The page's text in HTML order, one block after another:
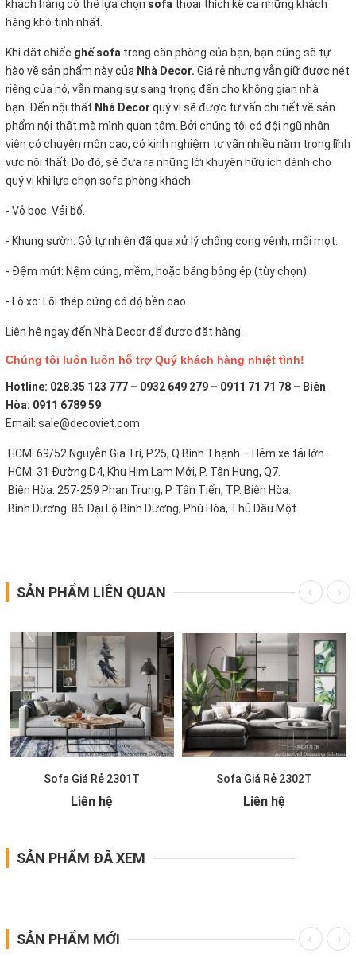
khách hàng có thể lựa chọn sofa thoải thích kể cả những khách
hàng khó tính nhất.
Khi đặt chiếc ghế sofa trong căn phòng của bạn, bạn cũng sẽ tự
hào về sản phẩm này của Nhà Decor. Giá rẻ nhưng vẫn giữ được nét
riêng của nó, vẫn mang sự sang trọng đến cho không gian nhà
bạn. Đến nội thất Nhà Decor quý vị sẽ được tư vấn chi tiết về sản
phẩm nội thất mà mình quan tâm. Bởi chúng tôi có đội ngũ nhân
viên có chuyên môn cao, có kinh nghiệm tư vấn nhiều năm trong lĩnh
vực nội thất. Do đó, sẽ đưa ra những lời khuyên hữu ích dành cho
quý vị khi lựa chọn sofa phòng khách.
- Vỏ bọc: Vải bố.
- Khung sườn: Gỗ tự nhiên đã qua xử lý chống cong vênh, mối mọt.
- Đệm mút: Nệm cứng, mềm, hoặc bằng bông ép (tùy chọn).
- Lò xo: Lõi thép cứng có độ bền cao.
Liên hệ ngay đến Nhà Decor để được đặt hàng.
Chúng tôi luôn luôn hỗ trợ Quý khách hàng nhiệt tình!
Hotline: 028.35 123 777 – 0932 649 279 – 0911 71 71 78 – Biên
Hòa: 0911 6789 59
Email: sale@decoviet.com
HCM: 69/52 Nguyễn Gia Trí, P.25, Q.Bình Thạnh – Hẻm xe tải lớn.
HCM: 31 Đường D4, Khu Him Lam Mới, P. Tân Hưng, Q7.
Biên Hòa: 257-259 Phan Trung, P. Tân Tiến, TP. Biên Hòa.
Bình Dương: 86 Đại Lộ Bình Dương, Phú Hòa, Thủ Dầu Một.
SẢN PHẨM LIÊN QUAN
Sofa Giá Rẻ 2301T
Liên hệ
Sofa Giá Rẻ 2302T
Liên hệ
SẢN PHẨM ĐÃ XEM
SẢN PHẨM MỚI